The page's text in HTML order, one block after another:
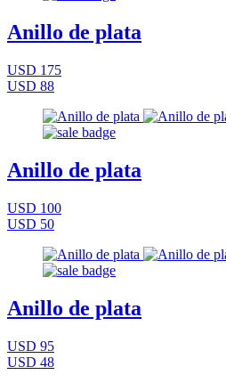
Anillo de plata
USD 175
USD 88
Anillo de plata
USD 100
USD 50
Anillo de plata
USD 95
USD 48